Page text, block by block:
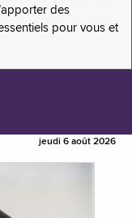
des
pour vous et
jeudi 6 août 2026